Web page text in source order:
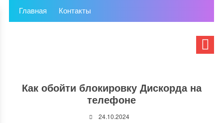
Главная Контакты
Как обойти блокировку Дискорда на
телефоне
24.10.2024